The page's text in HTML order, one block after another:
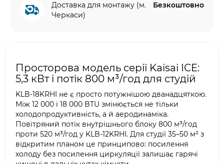
Доставка для монтажу (м.
Черкаси)
Безкоштовно
Просторова модель серії Kaisai ICE:
5,3 кВт і потік 800 м³/год для студій
KLB-18KRHI не є просто потужнішою дванадцяткою.
Між 12 000 і 18 000 BTU змінюється не тільки
холодопродуктивність, а й аеродинаміка.
Повітряний потік внутрішнього блоку 800 м³/год
проти 520 м³/год у KLB-12KRHI. Для студії 35–50 м² з
відкритим планом це принципово: посилення
холоду без посилення циркуляції залишає гарячі